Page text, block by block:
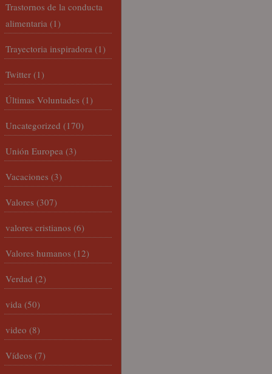
Trastornos de la conducta
alimentaria (1)
Trayectoria inspiradora (1)
Twitter (1)
Últimas Voluntades (1)
Uncategorized (170)
Unión Europea (3)
Vacaciones (3)
Valores (307)
valores cristianos (6)
Valores humanos (12)
Verdad (2)
vida (50)
video (8)
Vídeos (7)